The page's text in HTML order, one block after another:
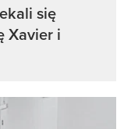
się
Xavier i